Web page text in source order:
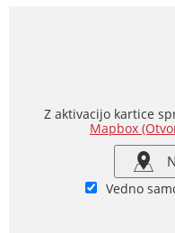
Z aktivacijo kartice
Mapbox
Vedno